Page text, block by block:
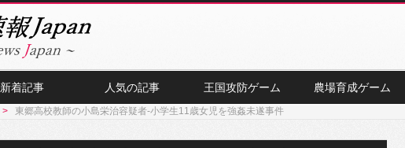
新着記事 人気の記事 王国攻防ゲーム 農場育成ゲーム
東郷高校教師の小島栄治容疑者-小学生11歳女児を強姦未遂事件